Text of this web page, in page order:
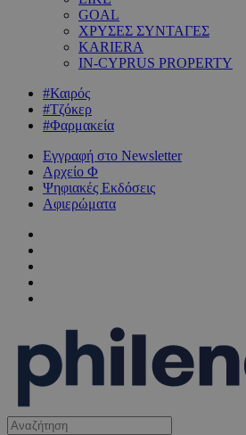
GOAL
ΧΡΥΣΕΣ ΣΥΝΤΑΓΕΣ
KARIERA
IN-CYPRUS PROPERTY
#Καιρός
#Τζόκερ
#Φαρμακεία
Εγγραφή στο Newsletter
Αρχείο Φ
Ψηφιακές Εκδόσεις
Αφιερώματα